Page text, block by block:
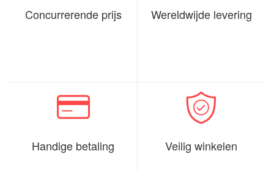
Concurrerende prijs Wereldwijde levering
Handige betaling Veilig winkelen